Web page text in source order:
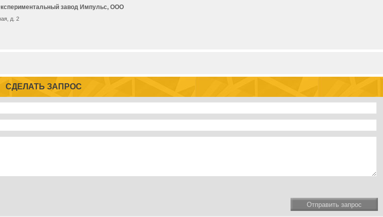
завод Импульс, ООО
д. 2
СДЕЛАТЬ ЗАПРОС
Отправить запрос